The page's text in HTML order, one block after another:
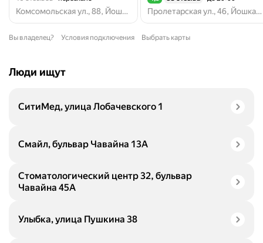
Комсомольская ул., 88, Йошкар-Ола
Рейтинг 4,3 из 5
Пролетарская ул., 46, Йошкар-Ола
Вы владелец? Условия подключения Выбрать карты
Люди ищут
СитиМед, улица Лобачевского 1
Смайл, бульвар Чавайна 13А
Стоматологический центр 32, бульвар
Чавайна 45А
Улыбка, улица Пушкина 38